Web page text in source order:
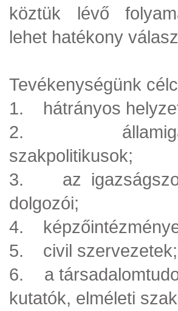
köztük lévő
lehet hatékony
Tevékenységünk
1. hátrányos
2.
szakpolitikusok;
3. az
dolgozói;
4.
5. civil szervezetek;
6. a
kutatók, elméleti